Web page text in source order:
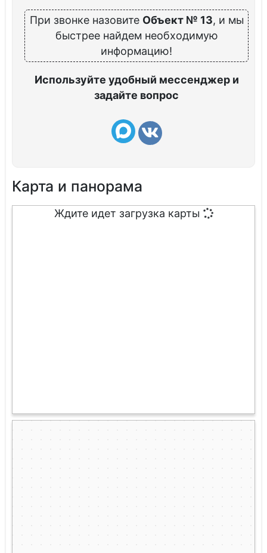
При звонке назовите Объект № 13, и мы
быстрее найдем необходимую
информацию!
Используйте удобный мессенджер и
задайте вопрос
Карта и панорама
Ждите идет загрузка карты